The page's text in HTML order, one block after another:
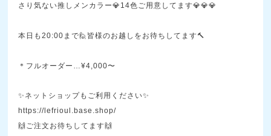
さり気ない推しメンカラー💎14色ご用意してます💎💎💎
本日も20:00まで🙋皆様のお越しをお待ちしてます🔨
＊フルオーダー…¥4,000〜
✨ネットショップもご利用ください✨
https://lefrioul.base.shop/
🙌ご注文お待ちしてます🙌